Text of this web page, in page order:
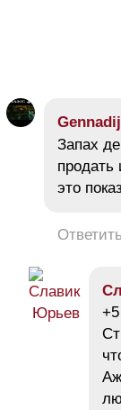
Gennadij
Запах
это
Ответить
+5